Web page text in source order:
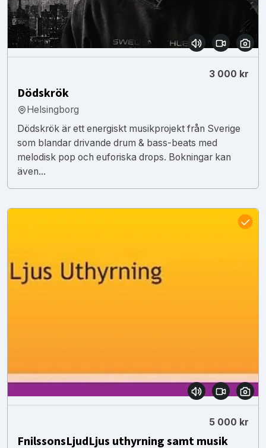
3 000 kr
Dödskrök
Helsingborg
Dödskrök är ett energiskt musikprojekt från Sverige
som blandar drivande drum & bass-beats med
melodisk pop och euforiska drops. Bokningar kan
även...
5 000 kr
FnilssonsLjudLjus uthyrning samt musik